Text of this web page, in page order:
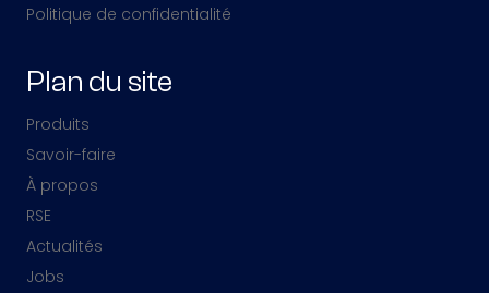
Politique de confidentialité
Plan du site
Produits
Savoir-faire
À propos
RSE
Actualités
Jobs